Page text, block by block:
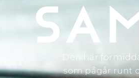
Den här
som pågår runt